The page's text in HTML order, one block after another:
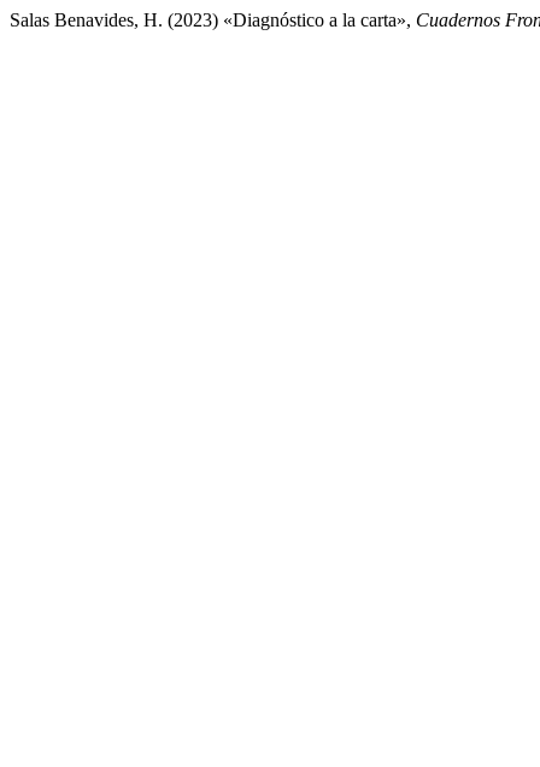
Salas Benavides, H. (2023) «Diagnóstico a la carta», Cuadernos